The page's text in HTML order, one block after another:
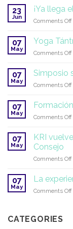
|
23
Jun
¡Ya llega
Comments Off
07
May
Yoga
Comments Off
07
May
Simposio
Comments Off
07
May
Comments Off
07
May
KRI
Consejo
Comments Off
a
07
May
La
Comments Off
CATEGORIES